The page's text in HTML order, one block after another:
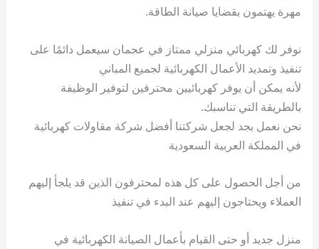
مهرة يهتمون بقضايا صيانة الطاقة.
نوفر لك كهربائي منزلي ممتاز في عجمان سيعمل دائمًا على
تنفيذ وتمديد الأعمال الكهربائية لجميع المباني
لأنه يمكن أن يوفر كهربائيين محترفين لتوفير الوظيفة
بالطريقة التي تناسبك.
نحن نعمل بجد لجعل شركتنا أفضل شركة مقاولات كهربائية
في المملكة العربية السعودية
من أجل الحصول على كل هذه لمحترفون الذين قد يلجأ إليهم
العملاء ويحتاجون إليهم عند البدء في تنفيذ
منزل جديد أو حتى القيام بأعمال الصيانة الكهربائية في